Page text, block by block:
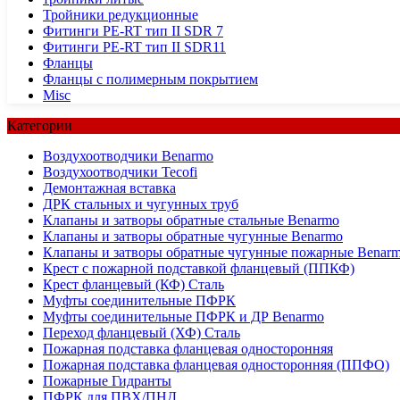
Тройники редукционные
Фитинги PE-RT тип II SDR 7
Фитинги PE-RT тип II SDR11
Фланцы
Фланцы с полимерным покрытием
Misc
Категории
Воздухоотводчики Benarmo
Воздухоотводчики Tecofi
Демонтажная вставка
ДРК стальных и чугунных труб
Клапаны и затворы обратные стальные Benarmo
Клапаны и затворы обратные чугунные Benarmo
Клапаны и затворы обратные чугунные пожарные
Крест с пожарной подставкой фланцевый (ППКФ)
Крест фланцевый (КФ) Сталь
Муфты соединительные ПФРК
Муфты соединительные ПФРК и ДР Benarmo
Переход фланцевый (ХФ) Сталь
Пожарная подставка фланцевая односторонняя
Пожарная подставка фланцевая односторонняя (ППФО)
Пожарные Гидранты
ПФРК для ПВХ/ПНД